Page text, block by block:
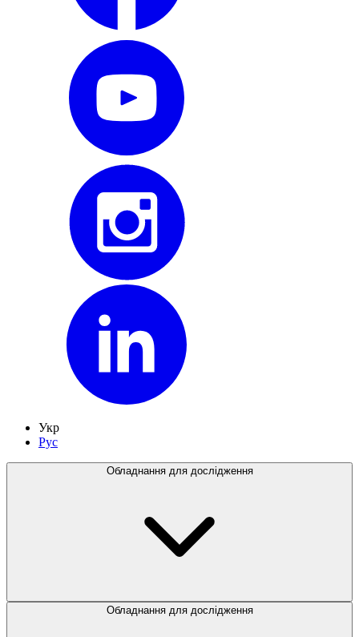
Укр
Рус
Обладнання для дослідження
Обладнання для дослідження